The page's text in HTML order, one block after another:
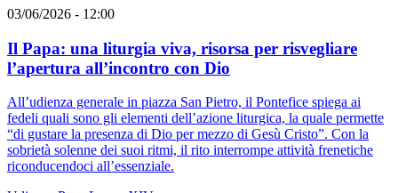
03/06/2026 - 12:00
Il Papa: una liturgia viva, risorsa per risvegliare
l’apertura all’incontro con Dio
All’udienza generale in piazza San Pietro, il Pontefice spiega ai
fedeli quali sono gli elementi dell’azione liturgica, la quale permette
“di gustare la presenza di Dio per mezzo di Gesù Cristo”. Con la
sobrietà solenne dei suoi ritmi, il rito interrompe attività frenetiche
riconducendoci all’essenziale.